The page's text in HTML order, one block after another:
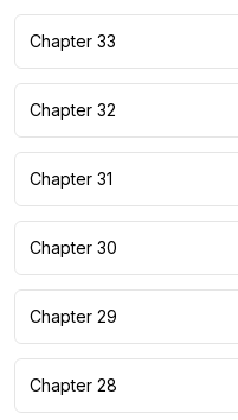
Chapter 33
Chapter 32
Chapter 31
Chapter 30
Chapter 29
Chapter 28